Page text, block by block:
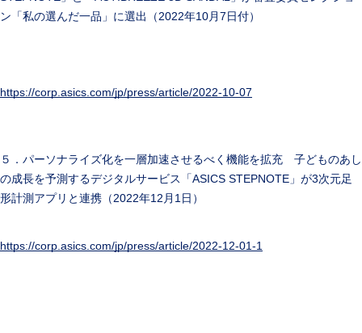
ン「私の選んだ一品」に選出（2022年10月7日付）
https://corp.asics.com/jp/press/article/2022-10-07
５．パーソナライズ化を一層加速させるべく機能を拡充 子どものあし
の成長を予測するデジタルサービス「ASICS STEPNOTE」が3次元足
形計測アプリと連携（2022年12月1日）
https://corp.asics.com/jp/press/article/2022-12-01-1